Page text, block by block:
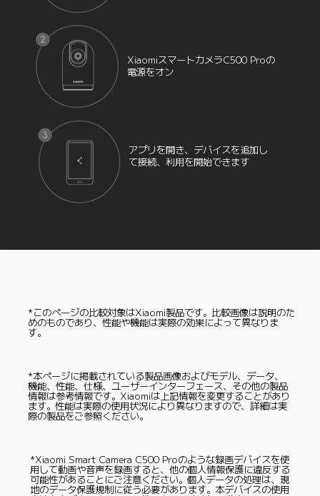
XiaomiスマートカメラC500 Proの
電源をオン
アプリを開き、デバイスを追加し
て接続、利用を開始できます
*このページの比較対象はXiaomi製品です。比較画像は説明のた
めのものであり、性能や機能は実際の効果によって異なりま
す。
*本ページに掲載されている製品画像およびモデル、データ、
機能、性能、仕様、ユーザーインターフェース、その他の製品
情報は参考情報です。Xiaomiは上記情報を変更することがあり
ます。性能は実際の使用状況により異なりますので、詳細は実
際の製品をご参照ください。
*Xiaomi Smart Camera C500 Proのような録画デバイスを使
用して動画や音声を録画すると、他の個人情報保護に違反する
可能性があることにご注意ください。個人データの処理は、現
地のデータ保護規制に従う必要があります。本デバイスの使用